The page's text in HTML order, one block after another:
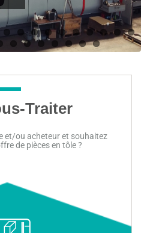
Traiter
et/ou acheteur et souhaitez
de pièces en tôle ?